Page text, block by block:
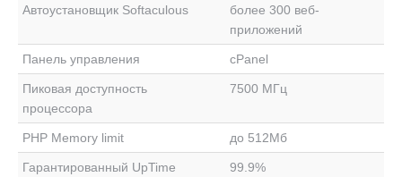
Автоустановщик Softaculous
более 300 веб-
приложений
Панель управления cPanel
Пиковая доступность
процессора
7500 МГц
PHP Memory limit до 512Мб
Гарантированный UpTime 99.9%